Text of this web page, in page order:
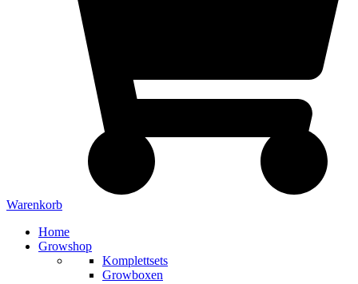
Warenkorb
Home
Growshop
Komplettsets
Growboxen